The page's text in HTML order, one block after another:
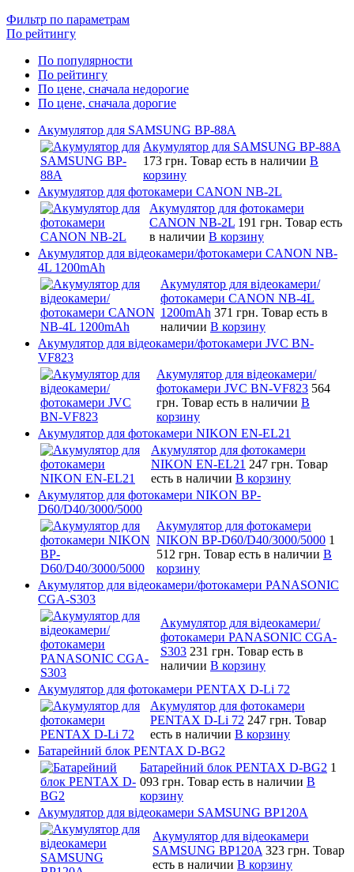
Фильтр по параметрам
По рейтингу
По популярности
По рейтингу
По цене, сначала недорогие
По цене, сначала дорогие
Акумулятор для SAMSUNG BP-88A
Акумулятор для SAMSUNG BP-88A
173 грн. Товар есть в наличии В
корзину
Акумулятор для фотокамери CANON NB-2L
Акумулятор для фотокамери
CANON NB-2L 191 грн. Товар есть
в наличии В корзину
Акумулятор для відеокамери/фотокамери CANON NB-
4L 1200mAh
Акумулятор для відеокамери/
фотокамери CANON NB-4L
1200mAh 371 грн. Товар есть в
наличии В корзину
Акумулятор для відеокамери/фотокамери JVC BN-
VF823
Акумулятор для відеокамери/
фотокамери JVC BN-VF823 564
грн. Товар есть в наличии В
корзину
Акумулятор для фотокамери NIKON EN-EL21
Акумулятор для фотокамери
NIKON EN-EL21 247 грн. Товар
есть в наличии В корзину
Акумулятор для фотокамери NIKON BP-
D60/D40/3000/5000
Акумулятор для фотокамери
NIKON BP-D60/D40/3000/5000 1
512 грн. Товар есть в наличии В
корзину
Акумулятор для відеокамери/фотокамери PANASONIC
CGA-S303
Акумулятор для відеокамери/
фотокамери PANASONIC CGA-
S303 231 грн. Товар есть в
наличии В корзину
Акумулятор для фотокамери PENTAX D-Li 72
Акумулятор для фотокамери
PENTAX D-Li 72 247 грн. Товар
есть в наличии В корзину
Батарейний блок PENTAX D-BG2
Батарейний блок PENTAX D-BG2 1
093 грн. Товар есть в наличии В
корзину
Акумулятор для відеокамери SAMSUNG BP120A
Акумулятор для відеокамери
SAMSUNG BP120A 323 грн. Товар
есть в наличии В корзину